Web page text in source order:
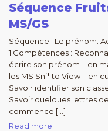
Séquence
MS/GS
Séquence : Le prénom.
1 Compétences :
écrire son prénom – en
les MS Sni* to View – en
Savoir identifier son
Savoir quelques lettres
commence […]
Read more